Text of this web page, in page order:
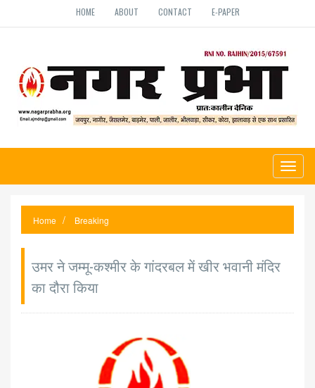
HOME ABOUT CONTACT E-PAPER
Home Breaking
उमर ने जम्मू-कश्मीर के गांदरबल में खीर भवानी मंदिर
का दौरा किया